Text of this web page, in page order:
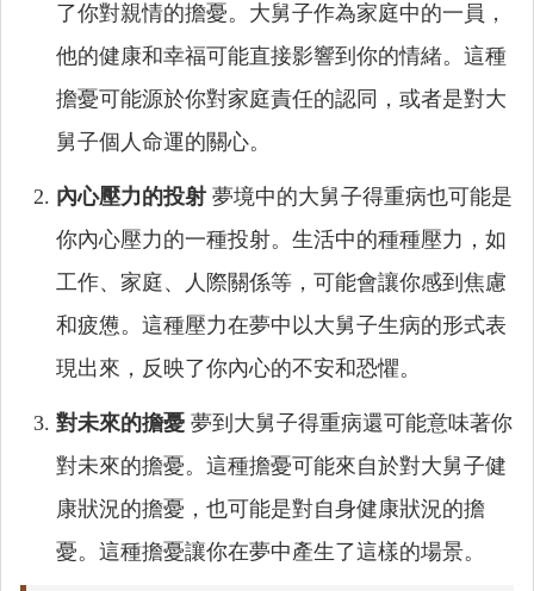
了你對親情的擔憂。大舅子作為家庭中的一員，
他的健康和幸福可能直接影響到你的情緒。這種
擔憂可能源於你對家庭責任的認同，或者是對大
舅子個人命運的關心。
內心壓力的投射 夢境中的大舅子得重病也可能是
你內心壓力的一種投射。生活中的種種壓力，如
工作、家庭、人際關係等，可能會讓你感到焦慮
和疲憊。這種壓力在夢中以大舅子生病的形式表
現出來，反映了你內心的不安和恐懼。
對未來的擔憂 夢到大舅子得重病還可能意味著你
對未來的擔憂。這種擔憂可能來自於對大舅子健
康狀況的擔憂，也可能是對自身健康狀況的擔
憂。這種擔憂讓你在夢中產生了這樣的場景。